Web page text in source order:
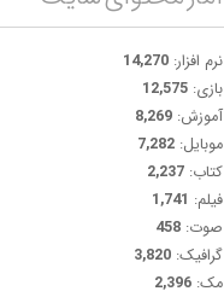
نرم افزار: 14,270
بازی: 12,575
آموزش: 8,269
موبایل: 7,282
کتاب: 2,237
فیلم: 1,741
صوت: 458
گرافیک: 3,820
مک: 2,396